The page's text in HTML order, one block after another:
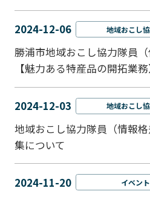
2024-12-06 地域おこし
勝浦市地域おこし協力隊員
【魅力ある特産品の開拓業務
2024-12-03 地域おこし
地域おこし協力隊員（情報
集について
2024-11-20 イベント